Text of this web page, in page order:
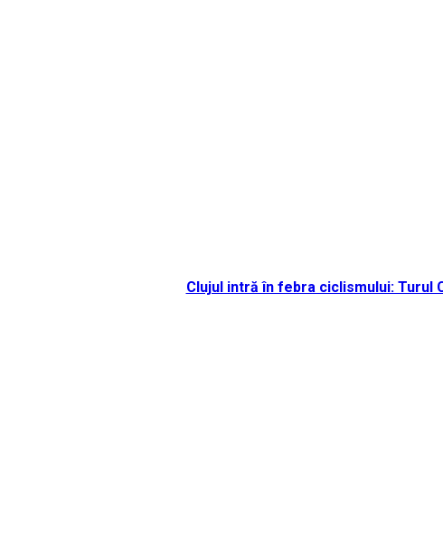
Clujul intră în febra ciclismului: Turul